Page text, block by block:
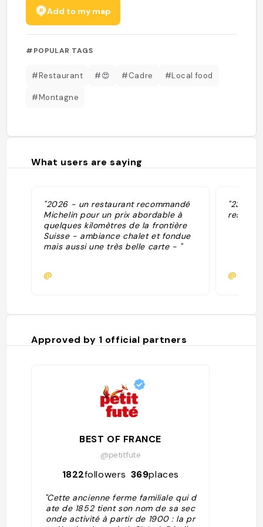
Add to my map
#POPULAR TAGS
#Restaurant #😍 #Cadre #Local food
#Montagne
What users are saying
"2026 - un restaurant recommandé
Michelin pour un prix abordable à
quelques kilomètres de la frontière
Suisse - ambiance chalet et fondue
mais aussi une très belle carte - "
@
restée à
@
Approved by 1 official partners
BEST OF FRANCE
@petitfute
1822followers 369places
"Cette ancienne ferme familiale qui d
ate de 1852 tient son nom de sa sec
onde activité à partir de 1900 : la pr